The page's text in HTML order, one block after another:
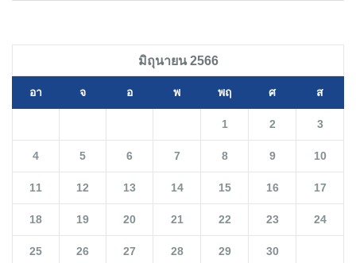
มิถุนายน 2566
อา จ อ พ พฤ ศ ส
1 2 3
4 5 6 7 8 9 10
11 12 13 14 15 16 17
18 19 20 21 22 23 24
25 26 27 28 29 30